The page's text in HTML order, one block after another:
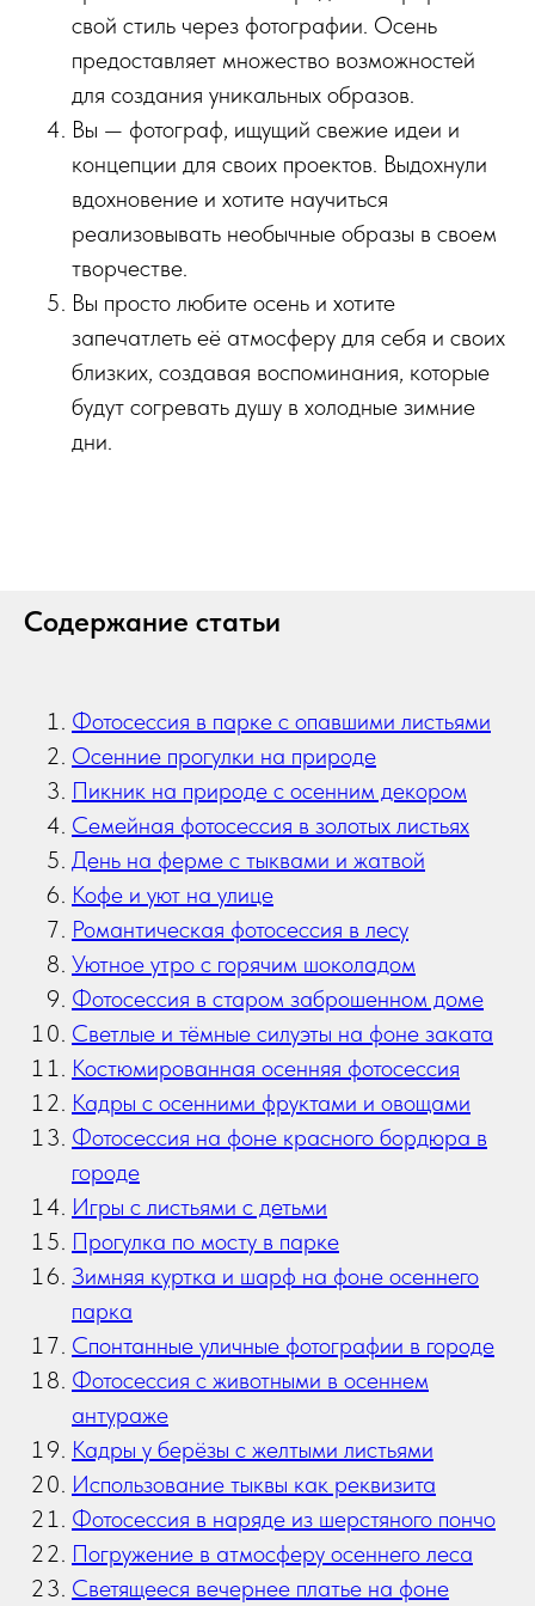
свой стиль через фотографии. Осень
предоставляет множество возможностей
для создания уникальных образов.
Вы — фотограф, ищущий свежие идеи и
концепции для своих проектов. Выдохнули
вдохновение и хотите научиться
реализовывать необычные образы в своем
творчестве.
Вы просто любите осень и хотите
запечатлеть её атмосферу для себя и своих
близких, создавая воспоминания, которые
будут согревать душу в холодные зимние
дни.
Содержание статьи
Фотосессия в парке с опавшими листьями
Осенние прогулки на природе
Пикник на природе с осенним декором
Семейная фотосессия в золотых листьях
День на ферме с тыквами и жатвой
Кофе и уют на улице
Романтическая фотосессия в лесу
Уютное утро с горячим шоколадом
Фотосессия в старом заброшенном доме
Светлые и тёмные силуэты на фоне заката
Костюмированная осенняя фотосессия
Кадры с осенними фруктами и овощами
Фотосессия на фоне красного бордюра в
городе
Игры с листьями с детьми
Прогулка по мосту в парке
Зимняя куртка и шарф на фоне осеннего
парка
Спонтанные уличные фотографии в городе
Фотосессия с животными в осеннем
антураже
Кадры у берёзы с желтыми листьями
Использование тыквы как реквизита
Фотосессия в наряде из шерстяного пончо
Погружение в атмосферу осеннего леса
Светящееся вечернее платье на фоне